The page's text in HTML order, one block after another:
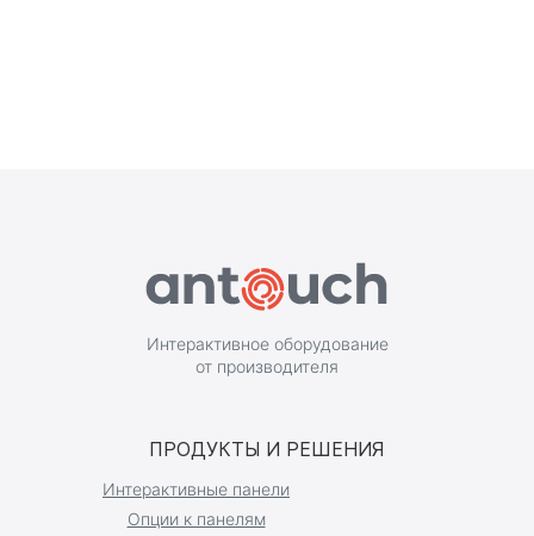
Интерактивное оборудование
от производителя
ПРОДУКТЫ И РЕШЕНИЯ
Интерактивные панели
Опции к панелям